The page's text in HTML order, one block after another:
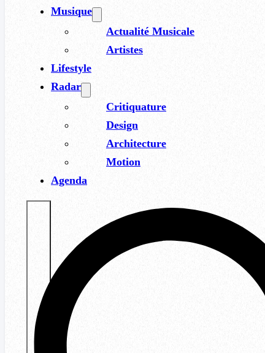
Musique
Actualité Musicale
Artistes
Lifestyle
Radar
Critiquature
Design
Architecture
Motion
Agenda